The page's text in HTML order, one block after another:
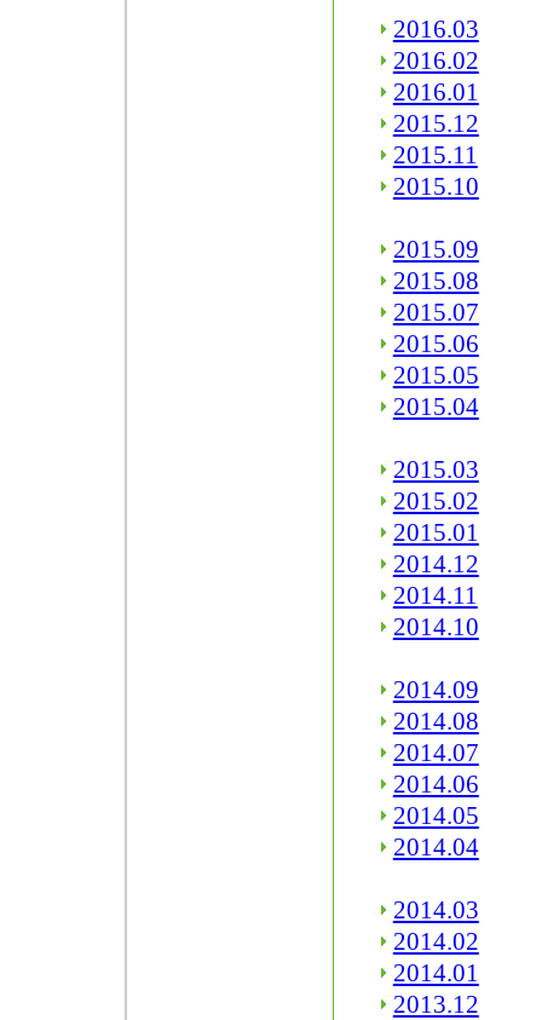
2016.03
2016.02
2016.01
2015.12
2015.11
2015.10
2015.09
2015.08
2015.07
2015.06
2015.05
2015.04
2015.03
2015.02
2015.01
2014.12
2014.11
2014.10
2014.09
2014.08
2014.07
2014.06
2014.05
2014.04
2014.03
2014.02
2014.01
2013.12